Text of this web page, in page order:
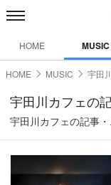
HOME MUSIC
HOME MUSIC 宇田
宇田川カフェの
宇田川カフェの記事